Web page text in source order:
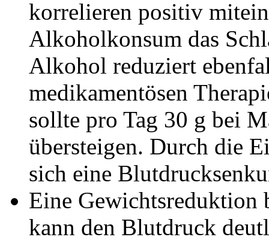
korrelieren positiv
Alkoholkonsum das
Alkohol reduziert
medikamentösen
sollte pro Tag 30 g bei
übersteigen. Durch die
sich eine
Eine Gewichtsreduktion
kann den Blutdruck